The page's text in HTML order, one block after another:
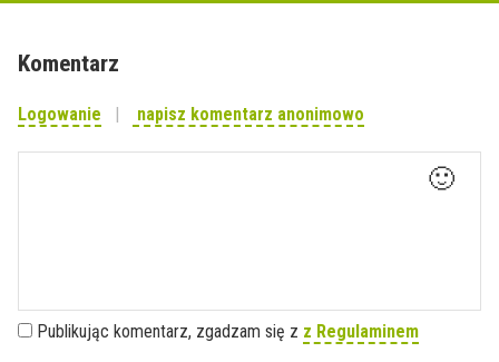
Komentarz
Logowanie napisz komentarz anonimowo
🙂
Publikując komentarz, zgadzam się z z Regulaminem